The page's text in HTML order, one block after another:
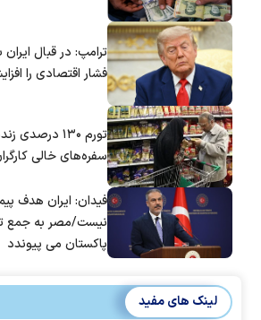
ترامپ: در قبال
فشار اقتصادی را
تورم ۱۳۰
سفره‌های خالی
فیدان: ایران هدف
نیست/مصر به جمع
پاکستان می پیوندد
لینک های مفید